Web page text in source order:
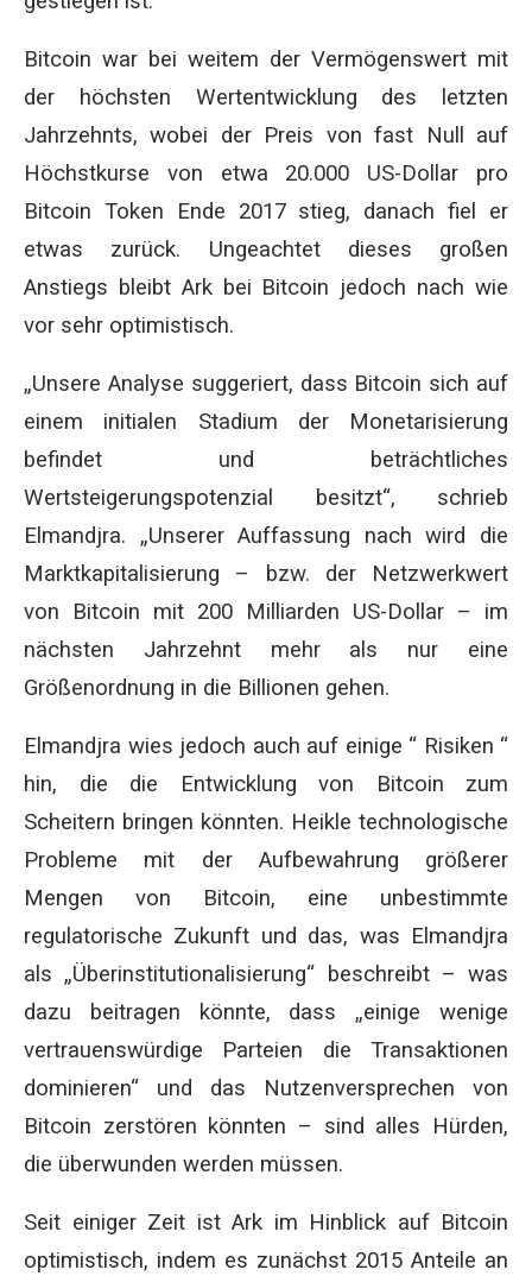
Bitcoin war bei weitem der Vermögenswert mit
der höchsten Wertentwicklung des letzten
Jahrzehnts, wobei der Preis von fast Null auf
Höchstkurse von etwa 20.000 US-Dollar pro
Bitcoin Token Ende 2017 stieg, danach fiel er
etwas zurück. Ungeachtet dieses großen
Anstiegs bleibt Ark bei Bitcoin jedoch nach wie
vor sehr optimistisch.
„Unsere Analyse suggeriert, dass Bitcoin sich auf
einem initialen Stadium der Monetarisierung
befindet und beträchtliches
Wertsteigerungspotenzial besitzt“, schrieb
Elmandjra. „Unserer Auffassung nach wird die
Marktkapitalisierung – bzw. der Netzwerkwert
von Bitcoin mit 200 Milliarden US-Dollar – im
nächsten Jahrzehnt mehr als nur eine
Größenordnung in die Billionen gehen.
Elmandjra wies jedoch auch auf einige “ Risiken “
hin, die die Entwicklung von Bitcoin zum
Scheitern bringen könnten. Heikle technologische
Probleme mit der Aufbewahrung größerer
Mengen von Bitcoin, eine unbestimmte
regulatorische Zukunft und das, was Elmandjra
als „Überinstitutionalisierung“ beschreibt – was
dazu beitragen könnte, dass „einige wenige
vertrauenswürdige Parteien die Transaktionen
dominieren“ und das Nutzenversprechen von
Bitcoin zerstören könnten – sind alles Hürden,
die überwunden werden müssen.
Seit einiger Zeit ist Ark im Hinblick auf Bitcoin
optimistisch, indem es zunächst 2015 Anteile an